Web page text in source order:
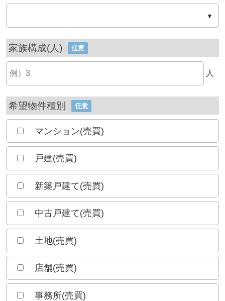
家族構成(人) 任意
人
希望物件種別 任意
マンション(売買)
戸建(売買)
新築戸建て(売買)
中古戸建て(売買)
土地(売買)
店舗(売買)
事務所(売買)